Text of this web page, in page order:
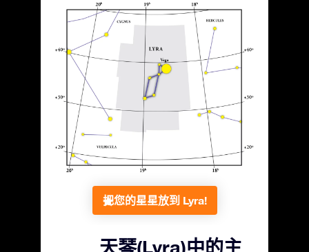
把您的星星放到 Lyra!
天琴(Lyra)中的主